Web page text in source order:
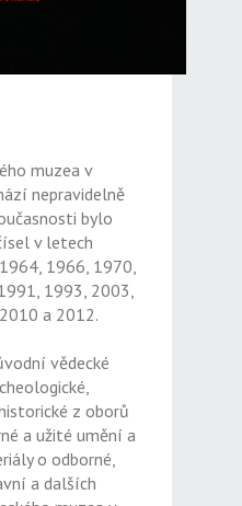
muzea v
nepravidelně
bylo
v letech
1966, 1970,
1993, 2003,
a 2012.
vědecké
z oborů
a užité umění a
o odborné,
a dalších